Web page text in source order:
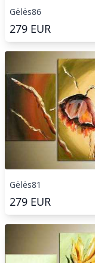
Gėlės86
279 EUR
Gėlės81
279 EUR